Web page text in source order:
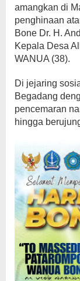
amangkan di
penghinaan
Bone Dr. H.
Kepala Desa
WANUA (38).
Di jejaring
Begadang
pencemaran
hingga